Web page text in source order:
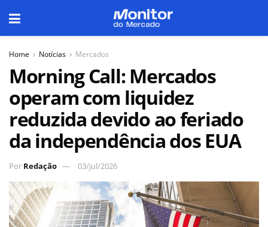
Home Notícias Mercados
Morning Call: Mercados
operam com liquidez
reduzida devido ao feriado
da independência dos EUA
Por Redação 03/jul/2026